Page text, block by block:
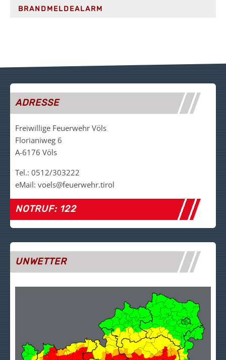
BRANDMELDEALARM
ADRESSE
Freiwillige Feuerwehr Völs
Florianiweg 6
A-6176 Völs
Tel.: 0512/303222
eMail: voels@feuerwehr.tirol
NOTRUF: 122
UNWETTER